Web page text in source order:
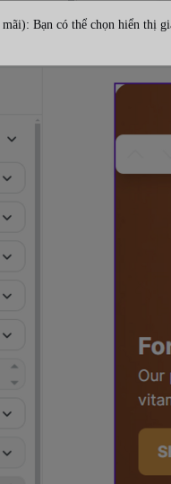
Bạn có thể chọn hiển thị